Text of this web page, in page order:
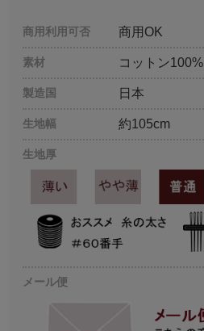
商用利用可否 商用OK
素材 コットン100%
製造国 日本
生地幅 約105cm
生地厚
メール便